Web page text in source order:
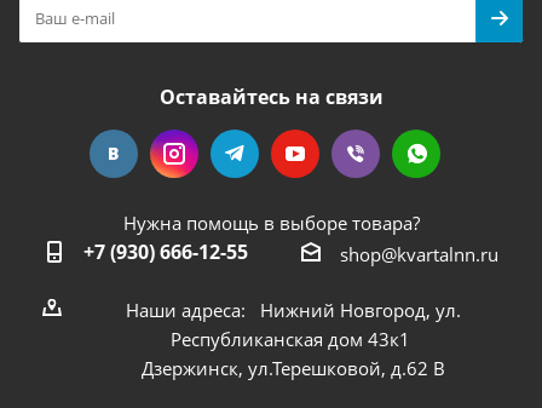
Оставайтесь на связи
Нужна помощь в выборе товара?
+7 (930) 666-12-55 shop@kvartalnn.ru
Наши адреса: Нижний Новгород, ул.
Республиканская дом 43к1
Дзержинск, ул.Терешковой, д.62 В